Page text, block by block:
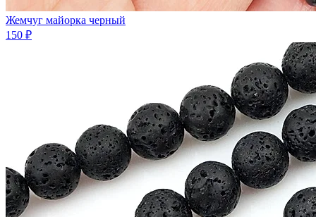
Жемчуг майорка черный
150 ₽